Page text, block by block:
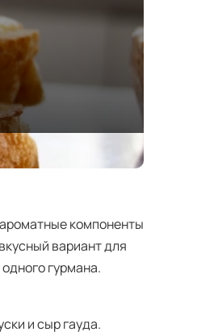
компоненты
вариант для
гурмана.
и сыр гауда.